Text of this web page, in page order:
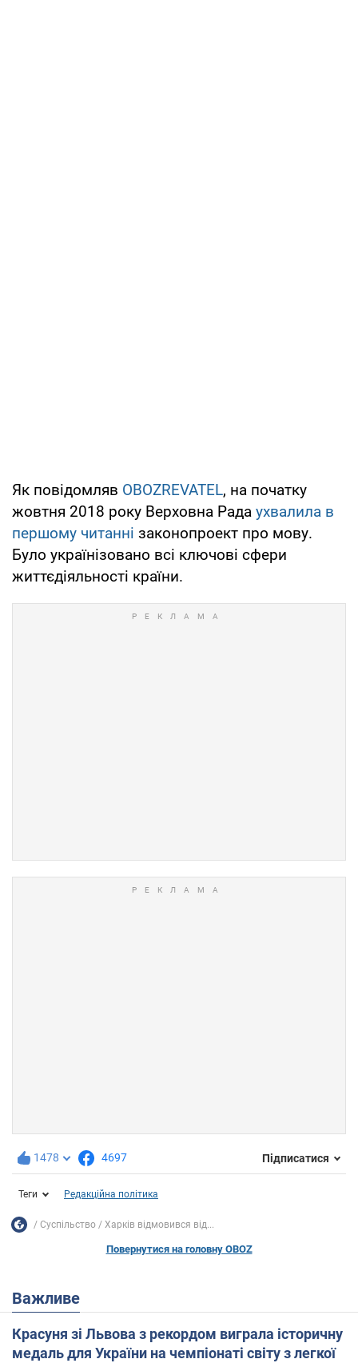
Як повідомляв OBOZREVATEL, на початку
жовтня 2018 року Верховна Рада ухвалила в
першому читанні законопроект про мову.
Було українізовано всі ключові сфери
життєдіяльності країни.
1478 4697 Підписатися
Теги Редакційна політика
Суспільство Харків відмовився від...
Повернутися на головну OBOZ
Важливе
Красуня зі Львова з рекордом виграла історичну
медаль для України на чемпіонаті світу з легкої